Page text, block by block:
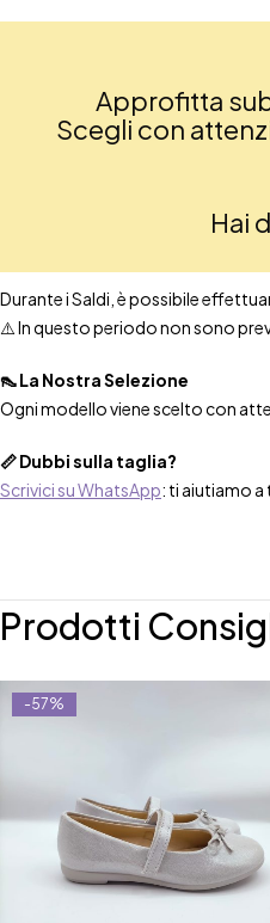
Approfitta
Scegli con
Hai
Durante i Saldi, è possibile
⚠️ In questo periodo non sono
👠 La Nostra Selezione
Ogni modello viene scelto con
📏 Dubbi sulla taglia?
Scrivici su WhatsApp: ti aiutiamo a
Prodotti
-57%